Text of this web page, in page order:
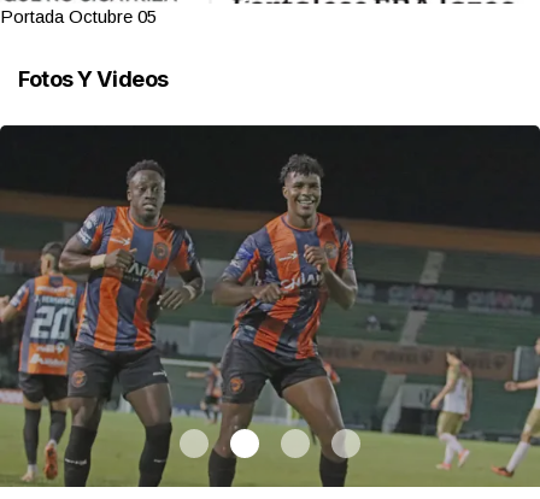
Portada Octubre 05
Fotos Y Videos